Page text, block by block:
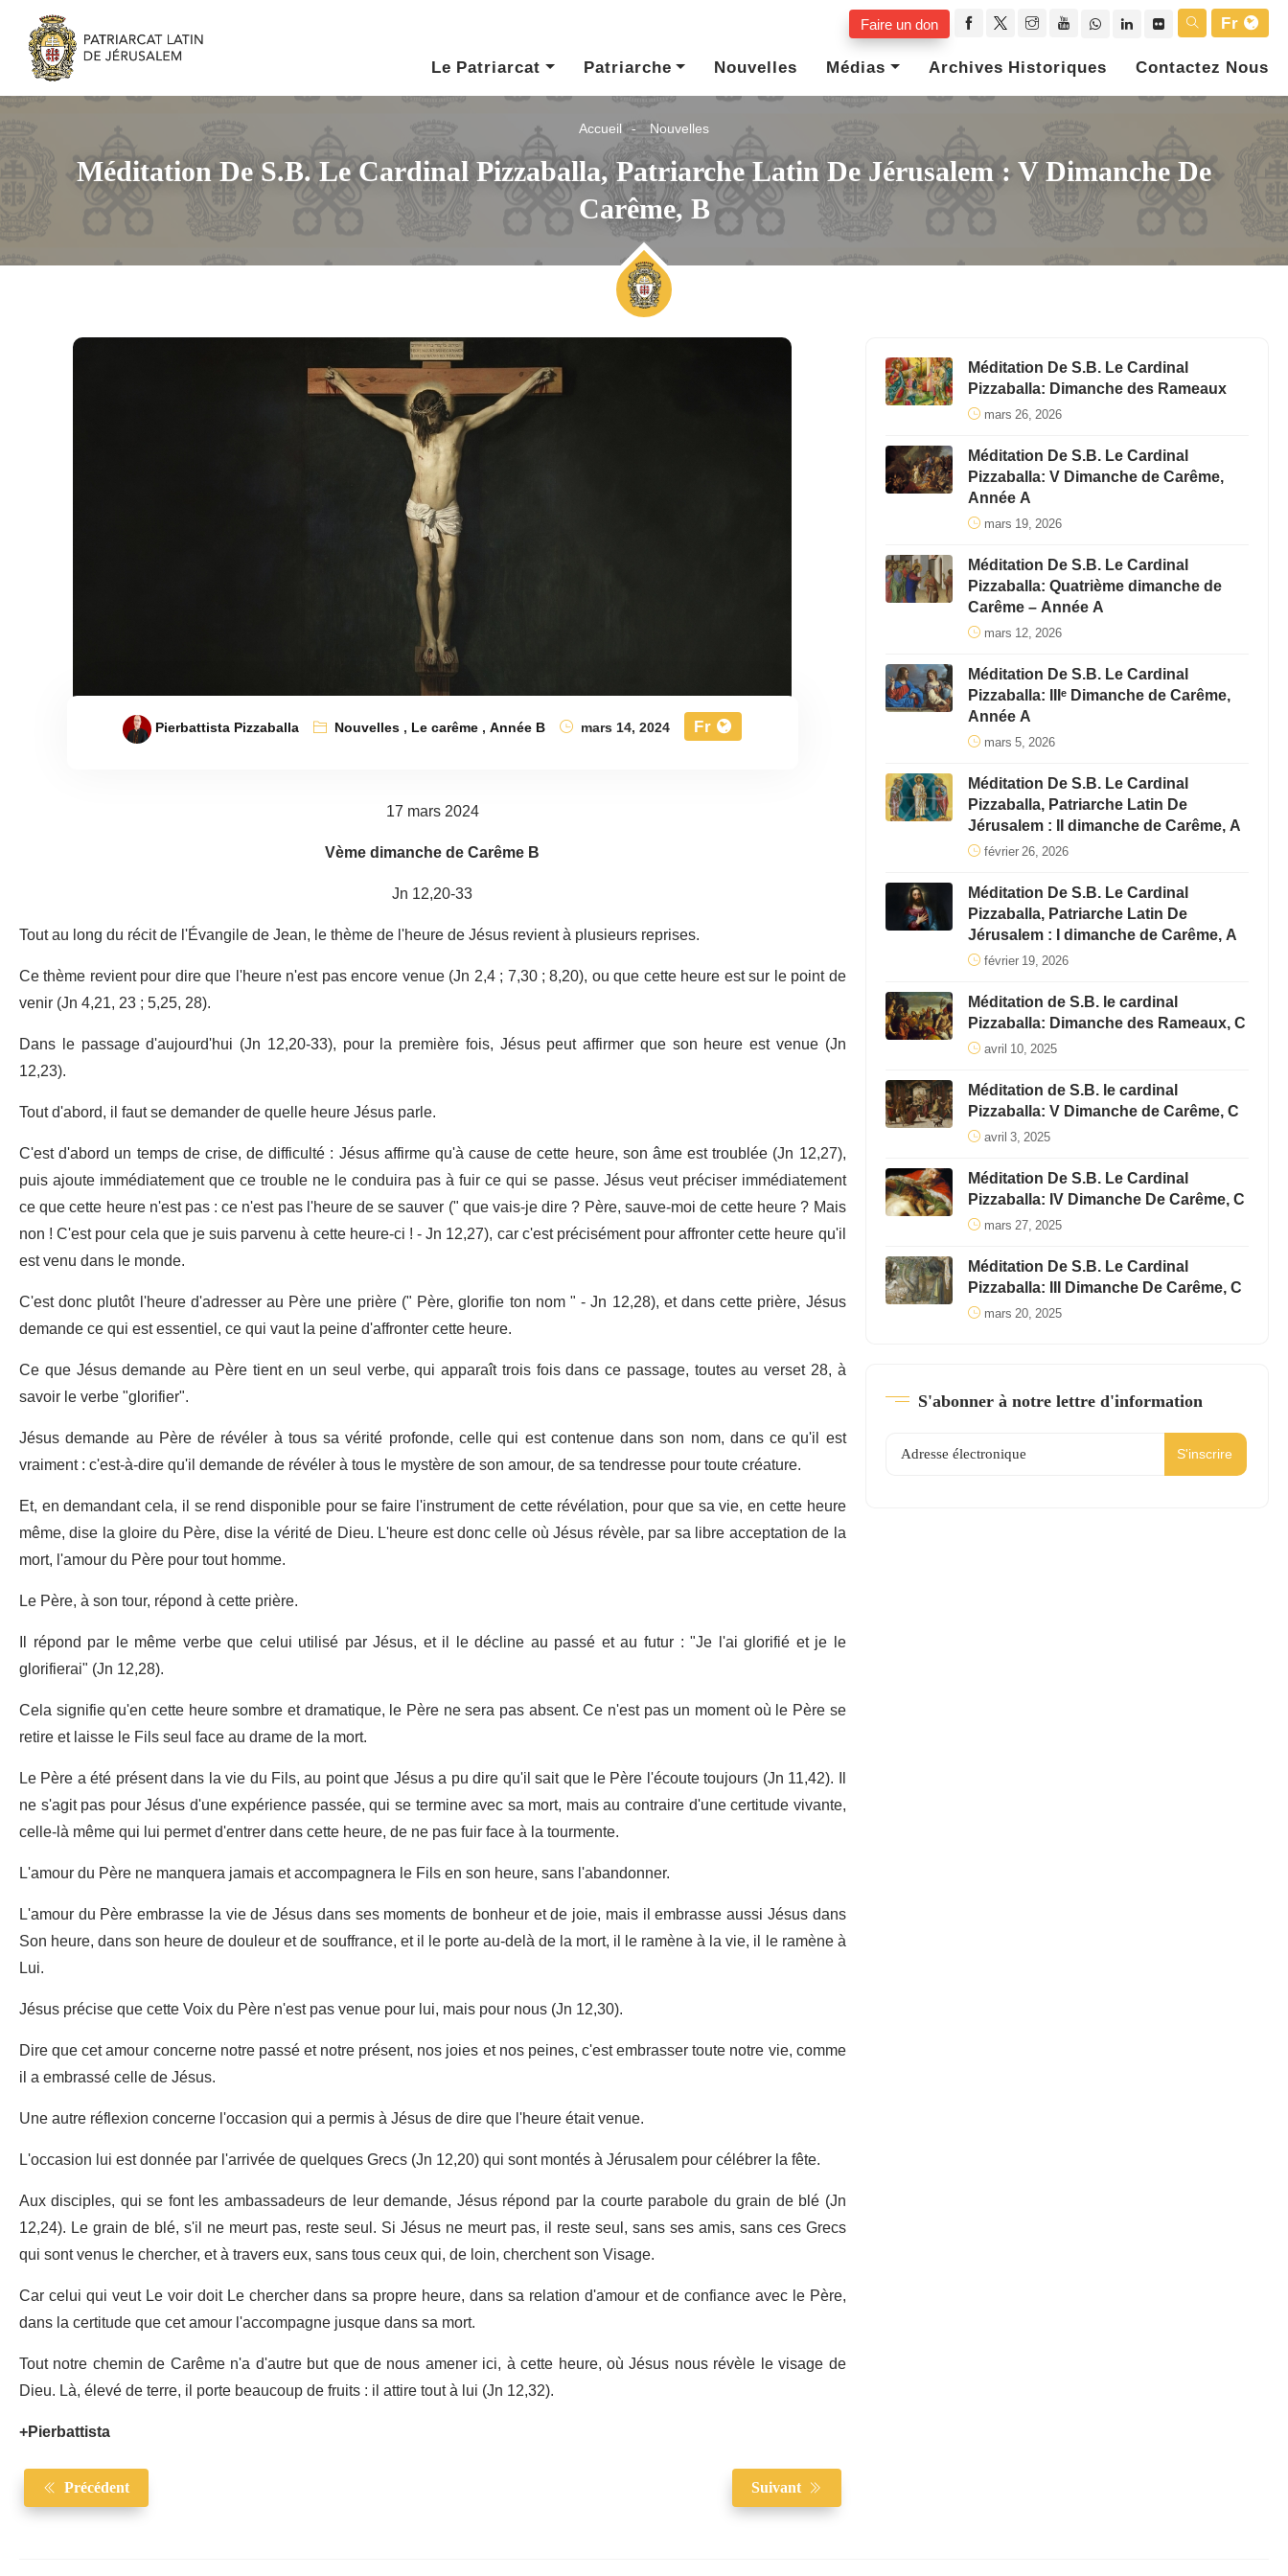
Faire un don
Fr
Le Patriarcat
Patriarche Nouvelles Médias Archives Historiques Contactez Nous
Accueil Nouvelles
Méditation De S.B. Le Cardinal Pizzaballa, Patriarche Latin De Jérusalem : V Dimanche De
Carême, B
Pierbattista Pizzaballa Nouvelles, Le carême,Année B mars 14, 2024 Fr
17 mars 2024
Vème dimanche de Carême B
Jn 12,20-33
Tout au long du récit de l'Évangile de Jean, le thème de l'heure de Jésus revient à plusieurs reprises.
Ce thème revient pour dire que l'heure n'est pas encore venue (Jn 2,4 ; 7,30 ; 8,20), ou que cette heure est sur le point de
venir (Jn 4,21, 23 ; 5,25, 28).
Dans le passage d'aujourd'hui (Jn 12,20-33), pour la première fois, Jésus peut affirmer que son heure est venue (Jn
12,23).
Tout d'abord, il faut se demander de quelle heure Jésus parle.
C'est d'abord un temps de crise, de difficulté : Jésus affirme qu'à cause de cette heure, son âme est troublée (Jn 12,27),
puis ajoute immédiatement que ce trouble ne le conduira pas à fuir ce qui se passe. Jésus veut préciser immédiatement
ce que cette heure n'est pas : ce n'est pas l'heure de se sauver (" que vais-je dire ? Père, sauve-moi de cette heure ? Mais
non ! C'est pour cela que je suis parvenu à cette heure-ci ! - Jn 12,27), car c'est précisément pour affronter cette heure qu'il
est venu dans le monde.
C'est donc plutôt l'heure d'adresser au Père une prière (" Père, glorifie ton nom " - Jn 12,28), et dans cette prière, Jésus
demande ce qui est essentiel, ce qui vaut la peine d'affronter cette heure.
Ce que Jésus demande au Père tient en un seul verbe, qui apparaît trois fois dans ce passage, toutes au verset 28, à
savoir le verbe "glorifier".
Jésus demande au Père de révéler à tous sa vérité profonde, celle qui est contenue dans son nom, dans ce qu'il est
vraiment : c'est-à-dire qu'il demande de révéler à tous le mystère de son amour, de sa tendresse pour toute créature.
Et, en demandant cela, il se rend disponible pour se faire l'instrument de cette révélation, pour que sa vie, en cette heure
même, dise la gloire du Père, dise la vérité de Dieu. L'heure est donc celle où Jésus révèle, par sa libre acceptation de la
mort, l'amour du Père pour tout homme.
Le Père, à son tour, répond à cette prière.
Il répond par le même verbe que celui utilisé par Jésus, et il le décline au passé et au futur : "Je l'ai glorifié et je le
glorifierai" (Jn 12,28).
Cela signifie qu'en cette heure sombre et dramatique, le Père ne sera pas absent. Ce n'est pas un moment où le Père se
retire et laisse le Fils seul face au drame de la mort.
Le Père a été présent dans la vie du Fils, au point que Jésus a pu dire qu'il sait que le Père l'écoute toujours (Jn 11,42). Il
ne s'agit pas pour Jésus d'une expérience passée, qui se termine avec sa mort, mais au contraire d'une certitude vivante,
celle-là même qui lui permet d'entrer dans cette heure, de ne pas fuir face à la tourmente.
L'amour du Père ne manquera jamais et accompagnera le Fils en son heure, sans l'abandonner.
L'amour du Père embrasse la vie de Jésus dans ses moments de bonheur et de joie, mais il embrasse aussi Jésus dans
Son heure, dans son heure de douleur et de souffrance, et il le porte au-delà de la mort, il le ramène à la vie, il le ramène à
Lui.
Jésus précise que cette Voix du Père n'est pas venue pour lui, mais pour nous (Jn 12,30).
Dire que cet amour concerne notre passé et notre présent, nos joies et nos peines, c'est embrasser toute notre vie, comme
il a embrassé celle de Jésus.
Une autre réflexion concerne l'occasion qui a permis à Jésus de dire que l'heure était venue.
L'occasion lui est donnée par l'arrivée de quelques Grecs (Jn 12,20) qui sont montés à Jérusalem pour célébrer la fête.
Aux disciples, qui se font les ambassadeurs de leur demande, Jésus répond par la courte parabole du grain de blé (Jn
12,24). Le grain de blé, s'il ne meurt pas, reste seul. Si Jésus ne meurt pas, il reste seul, sans ses amis, sans ces Grecs
qui sont venus le chercher, et à travers eux, sans tous ceux qui, de loin, cherchent son Visage.
Car celui qui veut Le voir doit Le chercher dans sa propre heure, dans sa relation d'amour et de confiance avec le Père,
dans la certitude que cet amour l'accompagne jusque dans sa mort.
Tout notre chemin de Carême n'a d'autre but que de nous amener ici, à cette heure, où Jésus nous révèle le visage de
Dieu. Là, élevé de terre, il porte beaucoup de fruits : il attire tout à lui (Jn 12,32).
+Pierbattista
Précédent Suivant
Méditation De S.B. Le Cardinal
Pizzaballa: Dimanche des Rameaux
mars 26, 2026
Méditation De S.B. Le Cardinal
Pizzaballa: V Dimanche de Carême,
Année A
mars 19, 2026
Méditation De S.B. Le Cardinal
Pizzaballa: Quatrième dimanche de
Carême – Année A
mars 12, 2026
Méditation De S.B. Le Cardinal
Pizzaballa: IIIᵉ Dimanche de Carême,
Année A
mars 5, 2026
Méditation De S.B. Le Cardinal
Pizzaballa, Patriarche Latin De
Jérusalem : II dimanche de Carême, A
février 26, 2026
Méditation De S.B. Le Cardinal
Pizzaballa, Patriarche Latin De
Jérusalem : I dimanche de Carême, A
février 19, 2026
Méditation de S.B. le cardinal
Pizzaballa: Dimanche des Rameaux, C
avril 10, 2025
Méditation de S.B. le cardinal
Pizzaballa: V Dimanche de Carême, C
avril 3, 2025
Méditation De S.B. Le Cardinal
Pizzaballa: IV Dimanche De Carême, C
mars 27, 2025
Méditation De S.B. Le Cardinal
Pizzaballa: III Dimanche De Carême, C
mars 20, 2025
S'abonner à notre lettre d'information
S'inscrire